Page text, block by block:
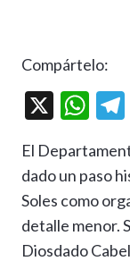
Compártelo:
X
W
at
s
A
p
El
dado un paso
Soles como
detalle menor.
Diosdado